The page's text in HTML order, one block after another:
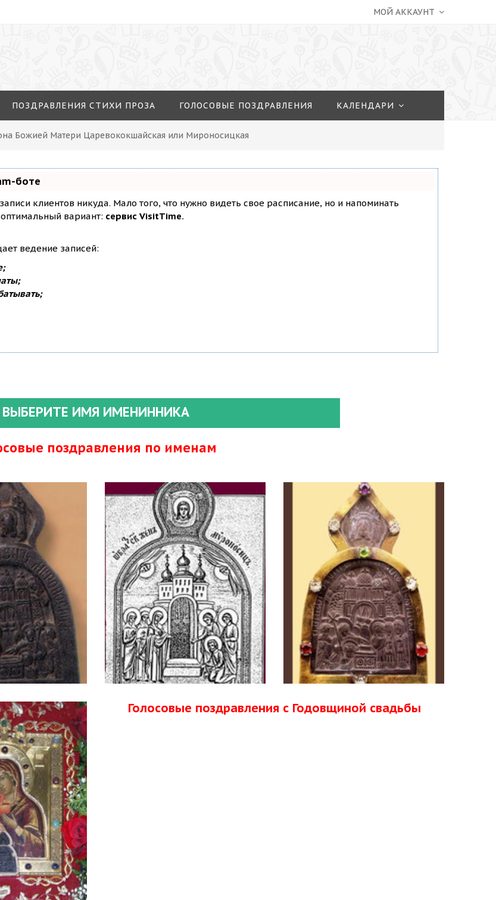
МОЙ АККАУНТ
ПОЗДРАВЛЕНИЯ СТИХИ ПРОЗА ГОЛОСОВЫЕ ПОЗДРАВЛЕНИЯ КАЛЕНДАРИ
Божией Матери Царевококшайская или Мироносицкая
боте
клиентов никуда. Мало того, что нужно видеть свое расписание, но и напоминать
вариант: сервис VisitTime.
ведение записей:
ВЫБЕРИТЕ ИМЯ ИМЕНИННИКА
поздравления по именам
Голосовые поздравления с Годовщиной свадьбы